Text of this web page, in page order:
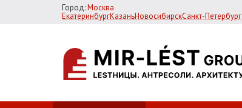
Город:Москва
ЕкатеринбургКазаньНовосибирскСанкт-Петербург